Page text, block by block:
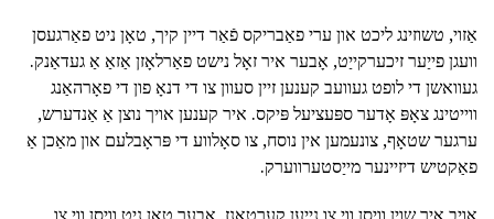
אַזוי, טשוזינג ליכט און ערי פאַבריקס פֿאַר דיין קיך, טאָן ניט פאַרגעסן
וועגן פייַער זיכערקייַט, אָבער איר זאָל נישט פאַרלאָזן אַזאַ אַ געדאַנק.
געוואשן די לופט געוועב קענען זיין סעוון צו די דנאָ פון די פאָרהאַנג
ווייטינג צאָפּ אָדער ספּעציעל פּיקס. איר קענען אויך נוצן אַ אַנדערש,
ערגער שטאָף, צונעמען אין נוסח, צו סאָלווע די פּראָבלעם און מאַכן אַ
פאַקטיש דיזיינער מייַסטערווערק.